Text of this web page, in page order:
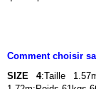
Comment choisir
SIZE 4:Taille